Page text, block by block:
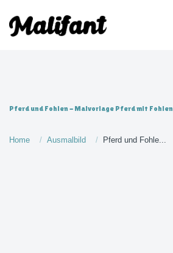
Pferd und Fohlen - Malvorlage Pferd mit Fohlen
Home Ausmalbild Pferd und Fohle...